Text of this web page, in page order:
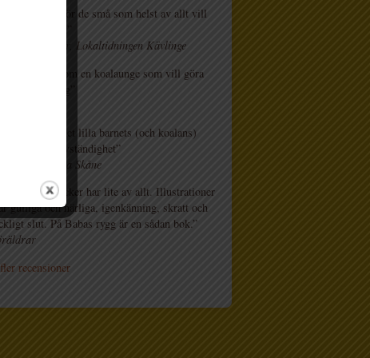
igenkänning för de små som helst av allt vill
Nordlander, Lokaltidningen Kävlinge
ljuvlig pekbok om en koalaunge som vill göra
skickligt det lilla barnets (och koalans)
steg mot självständighet”
Emmelin, Norra Skåne
småbarnsböcker har lite av allt. Illustrationer
gulliga och härliga, igenkänning, skratt och
slut. På Babas rygg är en sådan bok.”
recensioner